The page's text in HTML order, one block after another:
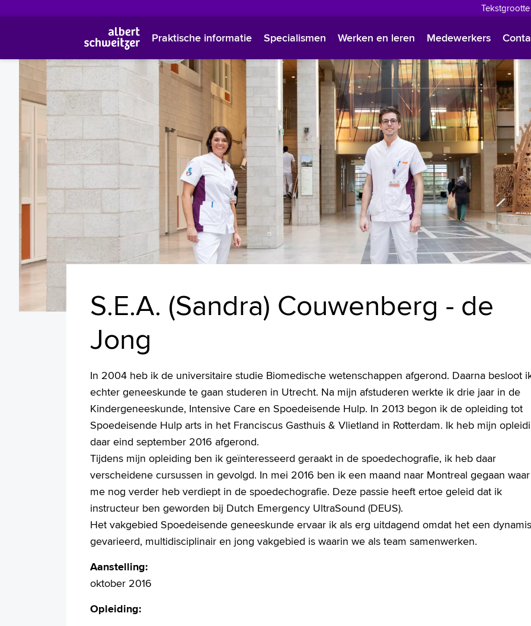
Polski
Türkçe
Praktische informatie Specialismen Werken en leren Medewerkers
S.E.A. (Sandra) Couwenberg - de
Jong
In 2004 heb ik de universitaire studie Biomedische wetenschappen afgerond. Daarna besloot
echter geneeskunde te gaan studeren in Utrecht. Na mijn afstuderen werkte ik drie jaar in de
Kindergeneeskunde, Intensive Care en Spoedeisende Hulp. In 2013 begon ik de opleiding tot
Spoedeisende Hulp arts in het Franciscus Gasthuis & Vlietland in Rotterdam. Ik heb mijn
daar eind september 2016 afgerond.
Tijdens mijn opleiding ben ik geïnteresseerd geraakt in de spoedechografie, ik heb daar
verscheidene cursussen in gevolgd. In mei 2016 ben ik een maand naar Montreal gegaan
me nog verder heb verdiept in de spoedechografie. Deze passie heeft ertoe geleid dat ik
instructeur ben geworden bij Dutch Emergency UltraSound (DEUS).
Het vakgebied Spoedeisende geneeskunde ervaar ik als erg uitdagend omdat het een
gevarieerd, multidisciplinair en jong vakgebied is waarin we als team samenwerken.
Aanstelling:
oktober 2016
Opleiding: